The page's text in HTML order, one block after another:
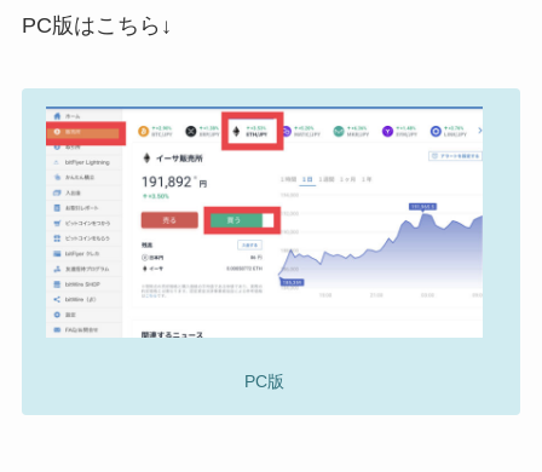
PC版はこちら↓
PC版